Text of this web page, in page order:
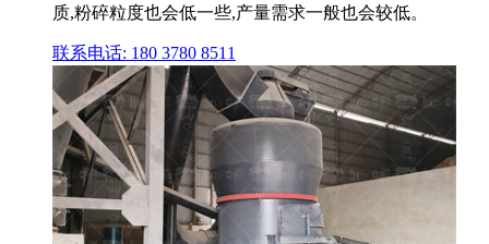
质,粉碎粒度也会低一些,产量需求一般也会较低。
联系电话: 180 3780 8511